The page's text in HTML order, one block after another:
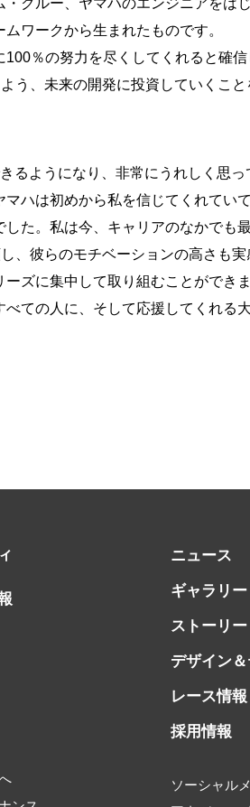
クルー、ヤマハのエンジニアをは
ワークから生まれたものです。
％の努力を尽くしてくれると確
う、未来の開発に投資していくこと
るようになり、非常にうれしく思
ハは初めから私を信じてくれてい
た。私は今、キャリアのなかでも
、彼らのモチベーションの高さも
ズに集中して取り組むことができま
ての人に、そして応援してくれる
ニュース
ギャラリー
ストーリー
デザイン
レース情報
採用情報
ソーシャル